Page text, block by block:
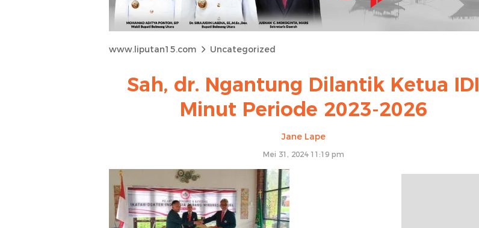
www.liputan15.com Uncategorized
Sah, dr. Ngantung Dilantik Ketua IDI
Minut Periode 2023-2026
Jane Lape
Mei 31, 2024 11:19 pm